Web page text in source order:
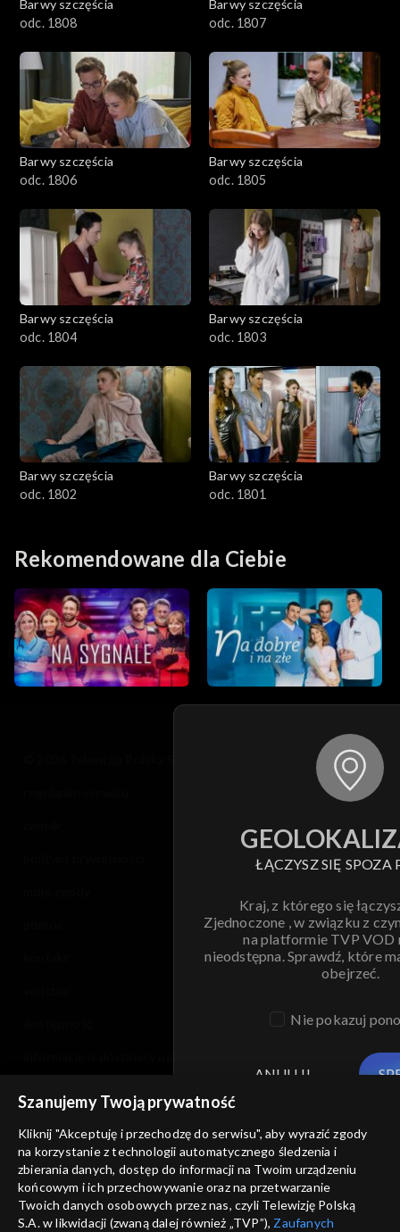
Barwy szczęścia
odc. 1808
Barwy szczęścia
odc. 1807
Barwy szczęścia
odc. 1806
Barwy szczęścia
odc. 1805
Barwy szczęścia
odc. 1804
Barwy szczęścia
odc. 1803
Barwy szczęścia
odc. 1802
Barwy szczęścia
odc. 1801
Rekomendowane dla Ciebie
ŁĄCZYSZ SIĘ SPOZA
Kraj, z którego się
Zjednoczone , w związku z
na platformie TVP VOD
nieodstępna. Sprawdź, które
obejrzeć.
Nie pokazuj
ANULUJ
Szanujemy Twoją prywatność
Kliknij "Akceptuję i przechodzę do serwisu", aby wyrazić zgody
na korzystanie z technologii automatycznego śledzenia i
zbierania danych, dostęp do informacji na Twoim urządzeniu
końcowym i ich przechowywanie oraz na przetwarzanie
Twoich danych osobowych przez nas, czyli Telewizję Polską
S.A. w likwidacji (zwaną dalej również „TVP”), Zaufanych